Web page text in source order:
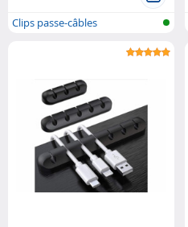
Clips passe-câbles